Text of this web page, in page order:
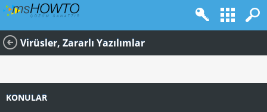
Virüsler, Zararlı Yazılımlar
KONULAR